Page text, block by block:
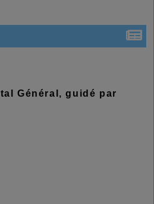
Général, guidé par